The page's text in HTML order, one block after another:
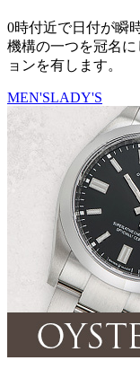
0時付近で日付が瞬
機構の一つを冠名
ョンを有します。
MEN'SLADY'S